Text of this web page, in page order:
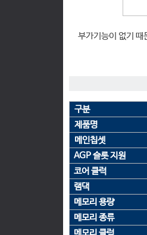
부가기능이 없기 때
구분
제품명
메인칩셋
AGP 슬롯 지원
코어 클럭
램댁
메모리 용량
메모리 종류
메모리 클럭